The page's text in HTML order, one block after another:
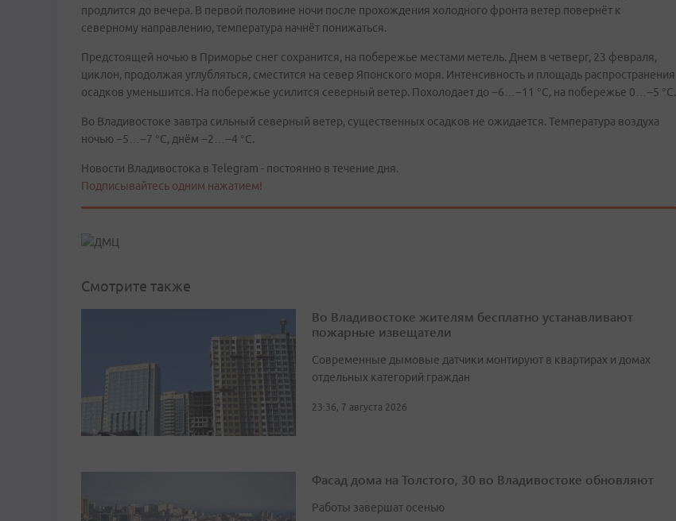
продлится до вечера. В первой половине ночи после прохождения холодного фронта ветер повернёт к
северному направлению, температура начнёт понижаться.
Предстоящей ночью в Приморье снег сохранится, на побережье местами метель. Днем в четверг, 23 февраля,
циклон, продолжая углубляться, сместится на север Японского моря. Интенсивность и площадь распространения
осадков уменьшится. На побережье усилится северный ветер. Похолодает до −6…−11 °C, на побережье 0…−5 °C.
Во Владивостоке завтра сильный северный ветер, существенных осадков не ожидается. Температура воздуха
ночью −5…−7 °C, днём −2…−4 °C.
Новости Владивостока в Telegram - постоянно в течение дня.
Подписывайтесь одним нажатием!
Смотрите также
Во Владивостоке жителям бесплатно устанавливают
пожарные извещатели
Современные дымовые датчики монтируют в квартирах и домах
отдельных категорий граждан
23:36, 7 августа 2026
Фасад дома на Толстого, 30 во Владивостоке обновляют
Работы завершат осенью